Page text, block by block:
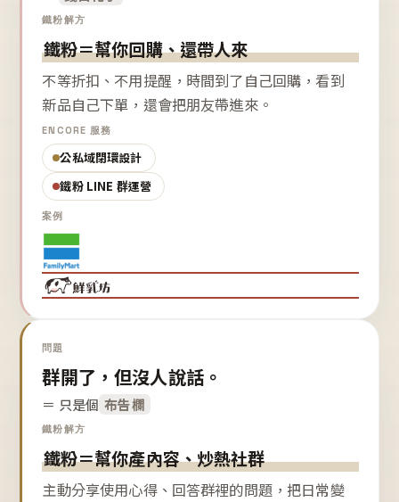
鐵粉解方
鐵粉＝幫你回購、還帶人來
不等折扣、不用提醒，時間到了自己回購，看到
新品自己下單，還會把朋友帶進來。
ENCORE 服務
公私域閉環設計
鐵粉 LINE 群運營
案例
問題
群開了，但沒人說話。
＝ 只是個 布告欄
鐵粉解方
鐵粉＝幫你產內容、炒熱社群
主動分享使用心得、回答群裡的問題，把日常變